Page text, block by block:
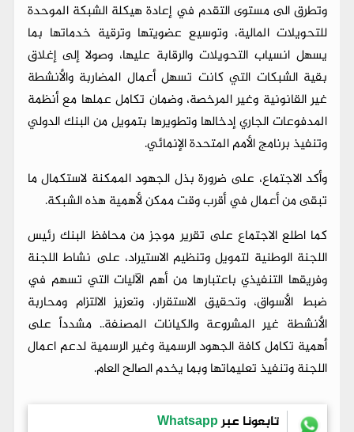
وتطرق الى مستوى التقدم في إعادة هيكلة الشبكة الموحدة
للتحويلات المالية، وتوسيع عضويتها وترقية خدماتها بما
يسهل انسياب التحويلات والرقابة عليها، وصولا إلى إغلاق
بقية الشبكات التي كانت تسهل أعمال المضاربة والأنشطة
غير القانونية وغير المرخصة، وضمان تكامل عملها مع أنظمة
المدفوعات الجاري إدخالها وتطويرها بتمويل من البنك الدولي
وتنفيذ برنامج الأمم المتحدة الإنمائي.
وأكد الاجتماع، على ضرورة بذل الجهود الممكنة لاستكمال ما
تبقى من أعمال في أقرب وقت ممكن لأهمية هذه الشبكة.
كما اطلع الاجتماع على تقرير موجز من محافظ البنك رئيس
اللجنة الوطنية لتمويل وتنظيم الاستيراد، على نشاط اللجنة
وفريقها التنفيذي باعتبارها من أهم الآليات التي تسهم في
ضبط الأسواق، وتحقيق الاستقرار، وتعزيز الالتزام ومحاربة
الأنشطة غير المشروعة والكيانات المصنفة.. مشدداً على
أهمية تكامل كافة الجهود الرسمية وغير الرسمية لدعم اعمال
اللجنة وتنفيذ تعليماتها وبما يخدم الصالح العام.
تابعونا عبرWhatsapp